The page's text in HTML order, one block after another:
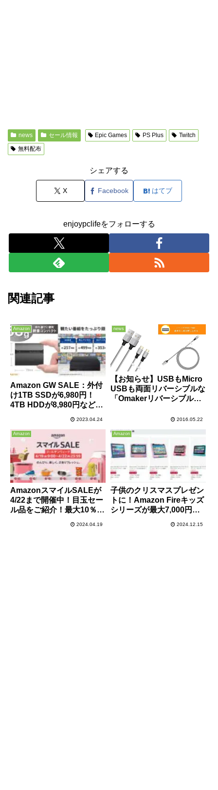
news セール情報 Epic Games PS Plus
Twitch
無料配布
シェアする
X Facebook はてブ
enjoypclifeをフォローする
関連記事
Amazon
Amazon GW SALE：外付
け1TB SSDが6,980円！
4TB HDDが8,980円など、
2023.04.24
news
【お知らせ】USBもMicro
USBも両面リバーシブルな
「Omakerリバーシブルマ
ット」が再入荷したそうで
すよ～。
2016.05.22
Amazon
AmazonスマイルSALEが
4/22まで開催中！目玉セー
ル品をご紹介！最大10％ポ
2024.04.19
Amazon
子供のクリスマスプレゼン
トに！Amazon Fireキッズ
シリーズが最大7,000円オ
2024.12.15